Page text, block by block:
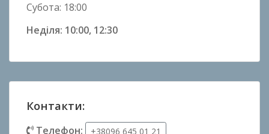
Субота: 18:00
Неділя: 10:00, 12:30
Контакти:
Телефон: +38096 645 01 21